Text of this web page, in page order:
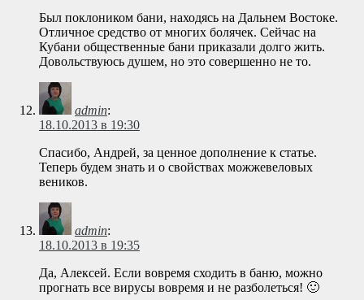
Был поклоником бани, находясь на Дальнем Востоке.
Отличное средство от многих болячек. Сейчас на
Кубани общественные бани приказали долго жить.
Довольствуюсь душем, но это совершенно не то.
admin:
18.10.2013 в 19:30
Спасибо, Андрей, за ценное дополнение к статье.
Теперь будем знать и о свойствах можжевеловых
веников.
admin:
18.10.2013 в 19:35
Да, Алексей. Если вовремя сходить в баню, можно
прогнать все вирусы вовремя и не разболеться! 🙂